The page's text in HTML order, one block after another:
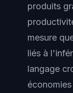
produits
mesure
liés à
langage